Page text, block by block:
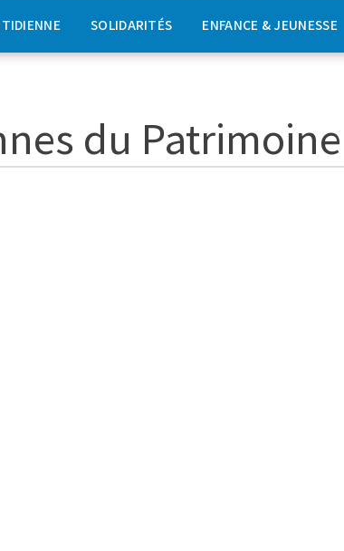
SOLIDARITÉS ENFANCE & JEUNESSE
du Patrimoine